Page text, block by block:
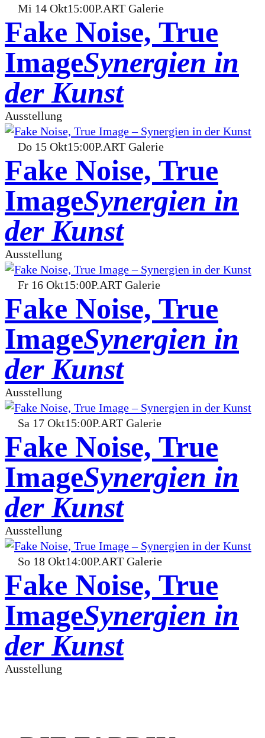
Mi 14 Okt15:00P.ART Galerie
Fake Noise, True
ImageSynergien in
der Kunst
Ausstellung
Do 15 Okt15:00P.ART Galerie
Fake Noise, True
ImageSynergien in
der Kunst
Ausstellung
Fr 16 Okt15:00P.ART Galerie
Fake Noise, True
ImageSynergien in
der Kunst
Ausstellung
Sa 17 Okt15:00P.ART Galerie
Fake Noise, True
ImageSynergien in
der Kunst
Ausstellung
So 18 Okt14:00P.ART Galerie
Fake Noise, True
ImageSynergien in
der Kunst
Ausstellung